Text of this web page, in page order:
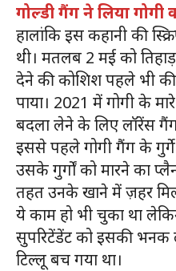
गोल्डी गैंग ने लिया गोगी
हालांकि इस कहानी की
थी। मतलब 2 मई को
देने की कोशिश पहले भी
पाया। 2021 में गोगी के
बदला लेने के लिए लॉरेंस
इससे पहले गोगी गैंग के
उसके गुर्गों को मारने का
तहत उनके खाने में ज़हर
ये काम हो भी चुका था
सुपरिटेंडेंट को इसकी
टिल्लू बच गया था।